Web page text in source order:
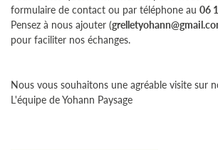
En cochant cette case, vous consentez à recevoir nos
l'adresse email indiqué ci-dessus. Vous pouvez vous désinscrire
le formulaire de désinscription
formulaire de contact ou par téléphone au 06
Pensez à nous ajouter (
pour faciliter nos échanges.
Nous vous souhaitons une agréable visite sur
L'équipe de Yohann Paysage